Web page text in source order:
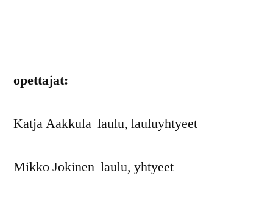
opettajat:
Katja Aakkula laulu, lauluyhtyeet
Mikko Jokinen laulu, yhtyeet